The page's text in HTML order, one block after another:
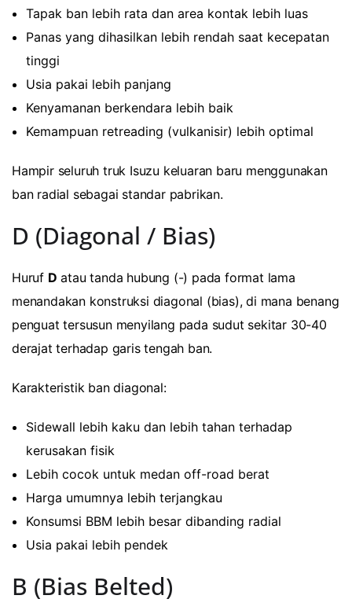
Tapak ban lebih rata dan area kontak lebih luas
Panas yang dihasilkan lebih rendah saat kecepatan
tinggi
Usia pakai lebih panjang
Kenyamanan berkendara lebih baik
Kemampuan retreading (vulkanisir) lebih optimal
Hampir seluruh truk Isuzu keluaran baru menggunakan
ban radial sebagai standar pabrikan.
D (Diagonal / Bias)
Huruf D atau tanda hubung (-) pada format lama
menandakan konstruksi diagonal (bias), di mana benang
penguat tersusun menyilang pada sudut sekitar 30-40
derajat terhadap garis tengah ban.
Karakteristik ban diagonal:
Sidewall lebih kaku dan lebih tahan terhadap
kerusakan fisik
Lebih cocok untuk medan off-road berat
Harga umumnya lebih terjangkau
Konsumsi BBM lebih besar dibanding radial
Usia pakai lebih pendek
B (Bias Belted)